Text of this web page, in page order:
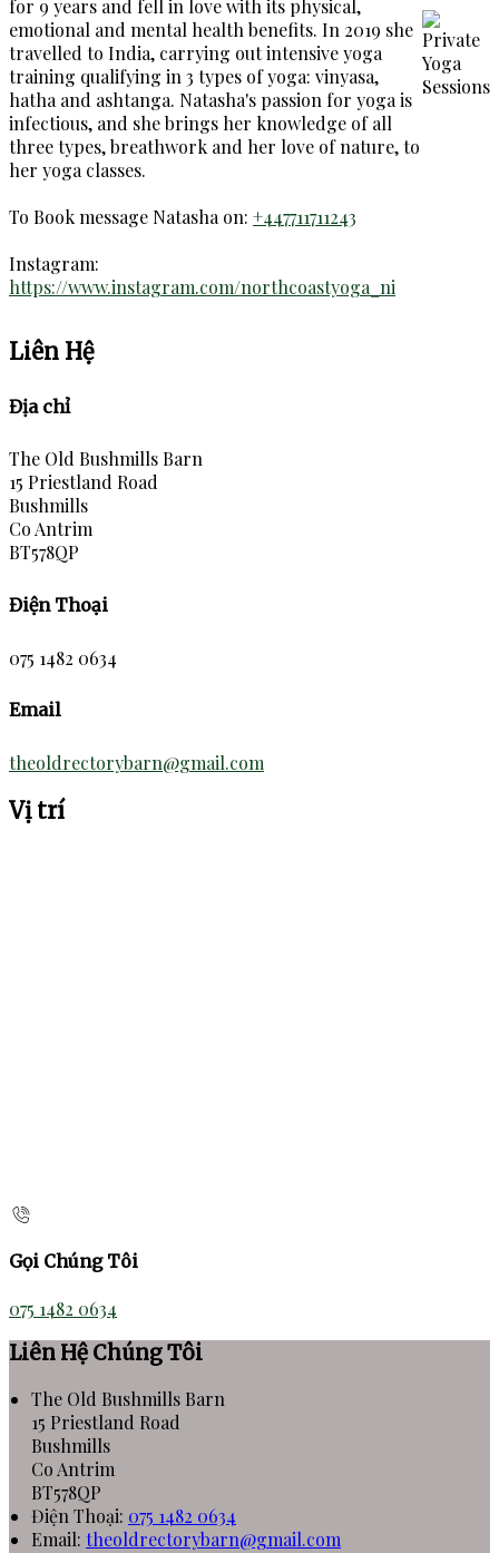
for 9 years and fell in love with its physical,
emotional and mental health benefits. In 2019 she
travelled to India, carrying out intensive yoga
training qualifying in 3 types of yoga: vinyasa,
hatha and ashtanga. Natasha's passion for yoga is
infectious, and she brings her knowledge of all
three types, breathwork and her love of nature, to
her yoga classes.
To Book message Natasha on: +447711711243
Instagram:
https://www.instagram.com/northcoastyoga_ni
Liên Hệ
Địa chỉ
The Old Bushmills Barn
15 Priestland Road
Bushmills
Co Antrim
BT578QP
Điện Thoại
075 1482 0634
Email
theoldrectorybarn@gmail.com
Vị trí
Gọi Chúng Tôi
075 1482 0634
Liên Hệ Chúng Tôi
The Old Bushmills Barn
15 Priestland Road
Bushmills
Co Antrim
BT578QP
Điện Thoại: 075 1482 0634
Email: theoldrectorybarn@gmail.com